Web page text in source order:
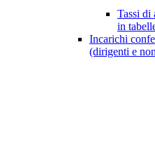
Tassi di
in
Incarichi
(dirigenti e